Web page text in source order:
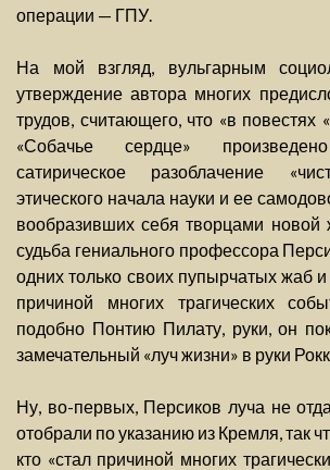
операции — ГПУ.
На мой взгляд, вульгарным
утверждение автора многих
трудов, считающего, что «в повестях
«Собачье сердце»
сатирическое разоблачение
этического начала науки и ее
вообразивших себя творцами новой
судьба гениального профессора
одних только своих пупырчатых жаб
причиной многих трагических
подобно Понтию Пилату, руки, он
замечательный «луч жизни» в руки
Ну, во-первых, Персиков луча не
отобрали по указанию из Кремля, так
кто «стал причиной многих